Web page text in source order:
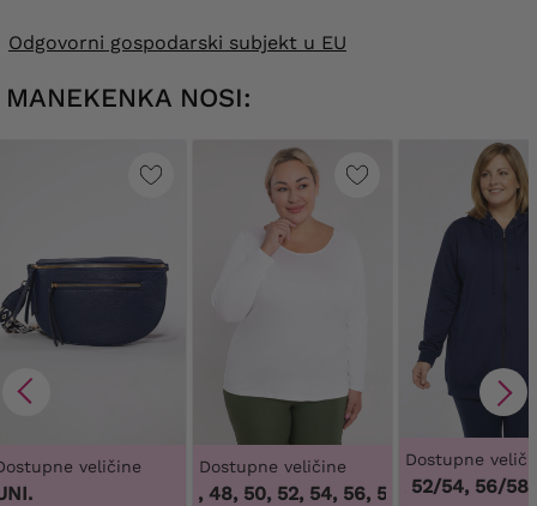
Odgovorni gospodarski subjekt u EU
MANEKENKA NOSI:
veličine Dostupne veličine
44, 46, 48, 50, 52, 54, 56, 58, 60, 62, 64,44,
Dostupne
48/50, 52/54, 56/58,